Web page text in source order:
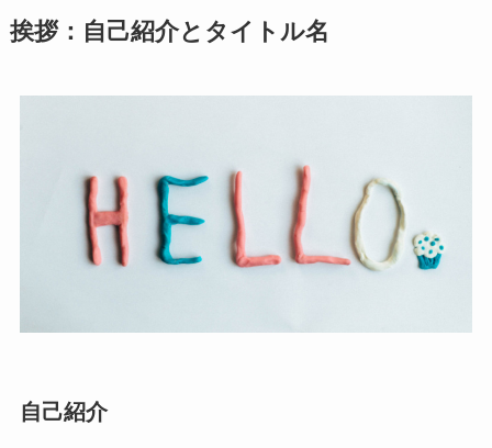
挨拶：自己紹介とタイトル名
自己紹介